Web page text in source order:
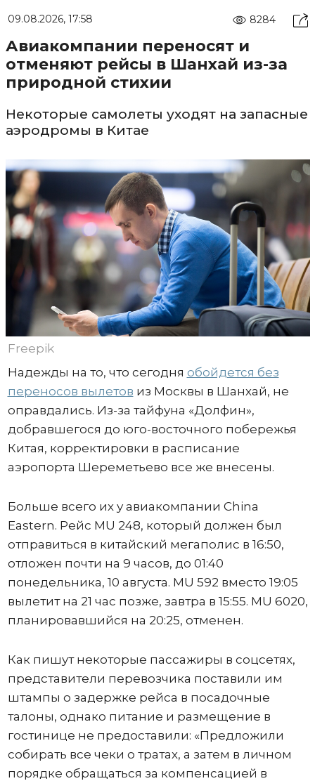
09.08.2026, 17:58 8284
Авиакомпании переносят и
отменяют рейсы в Шанхай из-за
природной стихии
Некоторые самолеты уходят на запасные
аэродромы в Китае
Freepik
Надежды на то, что сегодня обойдется без
переносов вылетов из Москвы в Шанхай, не
оправдались. Из-за тайфуна «Долфин»,
добравшегося до юго-восточного побережья
Китая, корректировки в расписание
аэропорта Шереметьево все же внесены.
Больше всего их у авиакомпании China
Eastern. Рейс MU 248, который должен был
отправиться в китайский мегаполис в 16:50,
отложен почти на 9 часов, до 01:40
понедельника, 10 августа. MU 592 вместо 19:05
вылетит на 21 час позже, завтра в 15:55. MU 6020,
планировавшийся на 20:25, отменен.
Как пишут некоторые пассажиры в соцсетях,
представители перевозчика поставили им
штампы о задержке рейса в посадочные
талоны, однако питание и размещение в
гостинице не предоставили: «Предложили
собирать все чеки о тратах, а затем в личном
порядке обращаться за компенсацией в